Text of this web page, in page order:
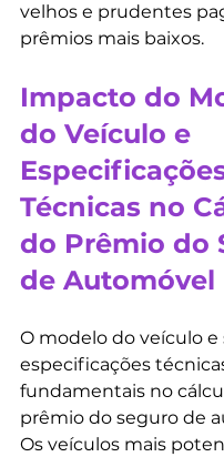
velhos e prudentes
prêmios mais baixos.
Impacto do
do Veículo e
Técnicas no
do Prêmio do
de Automóvel
O modelo do veículo e
especificações
fundamentais no
prêmio do seguro de
Os veículos mais